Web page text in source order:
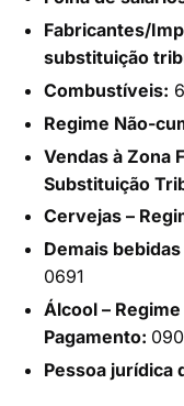
Fabricantes/
substituição
Combustíveis:
Regime Não-
Vendas à Zona
Substituição
Cervejas –
Demais
0691
Álcool –
Pagamento:
Pessoa jurídica